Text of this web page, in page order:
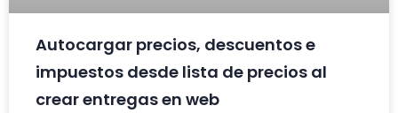
Autocargar precios, descuentos e
impuestos desde lista de precios al
crear entregas en web